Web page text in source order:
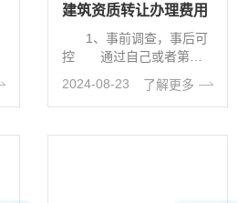
建筑资质转让办理费用
1、事前调查，事后可
控 通过自己或者第三
保证自己···
2024-08-23 了解更多